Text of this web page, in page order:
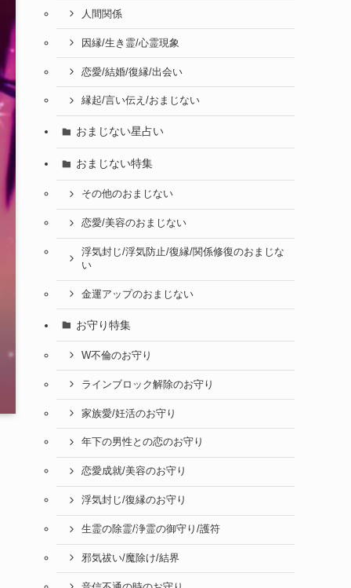
人間関係
因縁/生き霊/心霊現象
恋愛/結婚/復縁/出会い
縁起/言い伝え/おまじない
おまじない星占い
おまじない特集
その他のおまじない
恋愛/美容のおまじない
浮気封じ/浮気防止/復縁/関係修復のおまじな
い
金運アップのおまじない
お守り特集
W不倫のお守り
ラインブロック解除のお守り
家族愛/妊活のお守り
年下の男性との恋のお守り
恋愛成就/美容のお守り
浮気封じ/復縁のお守り
生霊の除霊/浄霊の御守り/護符
邪気祓い/魔除け/結界